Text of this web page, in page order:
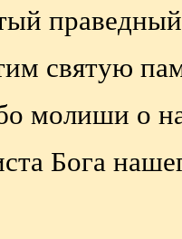
святую
молиши о
Бога